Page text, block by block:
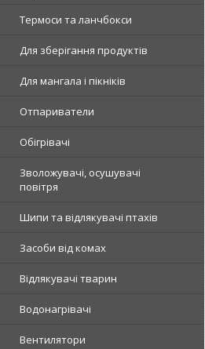
Термоси та ланчбокси
Для зберігання продуктів
Для мангала і пікніків
Отпариватели
Обігрівачі
Зволожувачі, осушувачі
повітря
Шипи та відлякувачі птахів
Засоби від комах
Відлякувачі тварин
Водонагрівачі
Вентилятори